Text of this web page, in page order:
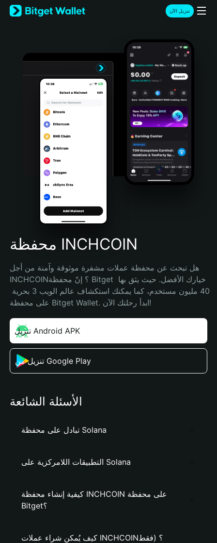
English
日本語
Türkçe
Português (Portugal)
Bahasa Indonesia
Português (Brasil)
Español (Argentina)
تنزيل الآن
محفظة INCHCOIN
هل تبحث عن محفظة عملات مشفرة موثوقة وآمنة من أجل
INCHCOIN؟ إنّ محفظة Bitget خيارك الأفضل. حيث يثق بها
على محفظة Bitget Wallet. ابدأ رحلتك الآن!
تنزيل Android APK
تنزيل من Google Play
الأسئلة الشائعة
تبادل على محفظة Solana
التطبيقات اللامركزية على Solana
كيفية إنشاء محفظة INCHCOIN على محفظة
Bitget؟
كيف يُمكن شراء عملات INCHCOIN؟ (فقط